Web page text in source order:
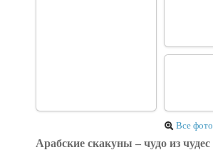
Все фото
Арабские скакуны – чудо из чудес